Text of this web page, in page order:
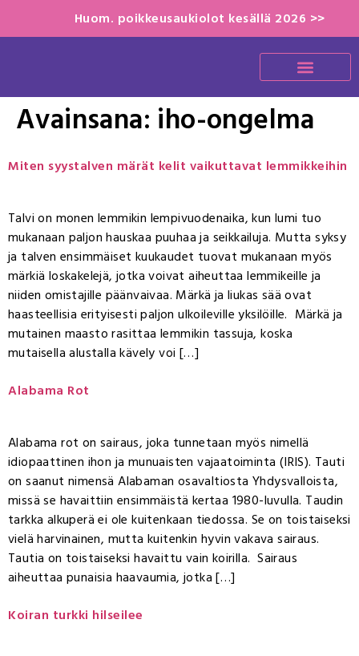
Huom. poikkeusaukiolot kesällä 2026 >>
Avainsana: iho-ongelma
Miten syystalven märät kelit vaikuttavat lemmikkeihin
Talvi on monen lemmikin lempivuodenaika, kun lumi tuo
mukanaan paljon hauskaa puuhaa ja seikkailuja. Mutta syksy
ja talven ensimmäiset kuukaudet tuovat mukanaan myös
märkiä loskakelejä, jotka voivat aiheuttaa lemmikeille ja
niiden omistajille päänvaivaa. Märkä ja liukas sää ovat
haasteellisia erityisesti paljon ulkoileville yksilöille. Märkä ja
mutainen maasto rasittaa lemmikin tassuja, koska
mutaisella alustalla kävely voi […]
Alabama Rot
Alabama rot on sairaus, joka tunnetaan myös nimellä
idiopaattinen ihon ja munuaisten vajaatoiminta (IRIS). Tauti
on saanut nimensä Alabaman osavaltiosta Yhdysvalloista,
missä se havaittiin ensimmäistä kertaa 1980-luvulla. Taudin
tarkka alkuperä ei ole kuitenkaan tiedossa. Se on toistaiseksi
vielä harvinainen, mutta kuitenkin hyvin vakava sairaus.
Tautia on toistaiseksi havaittu vain koirilla. Sairaus
aiheuttaa punaisia haavaumia, jotka […]
Koiran turkki hilseilee